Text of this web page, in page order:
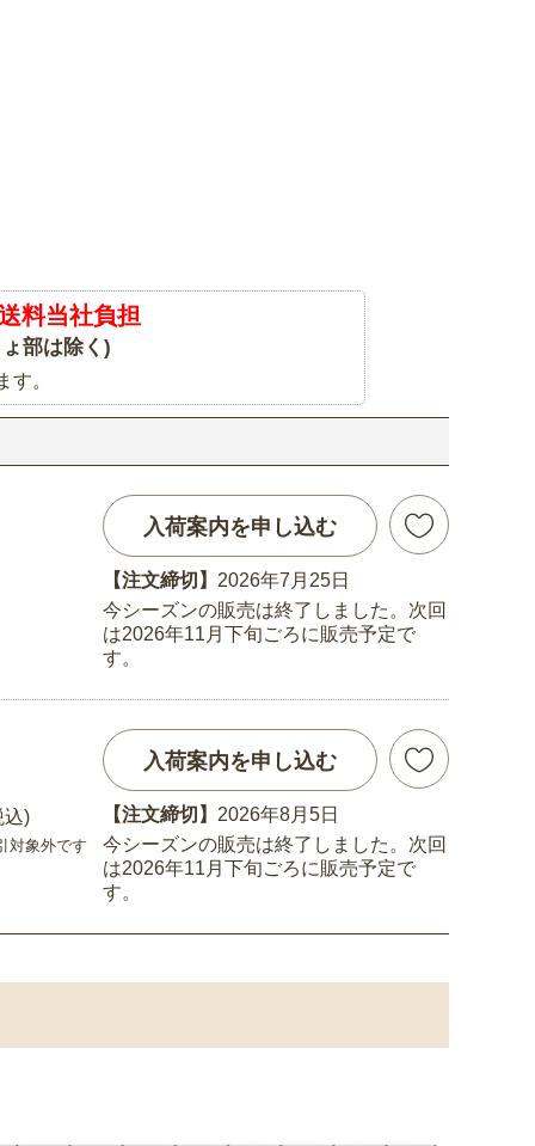
料当社負担
部は除く)
。
入荷案内を申し込む
【注文締切】 2026年7月25日
今シーズンの販売は終了しました。次回
は2026年11月下旬ごろに販売予定で
す。
)
対象外です
入荷案内を申し込む
【注文締切】 2026年8月5日
今シーズンの販売は終了しました。次回
は2026年11月下旬ごろに販売予定で
す。